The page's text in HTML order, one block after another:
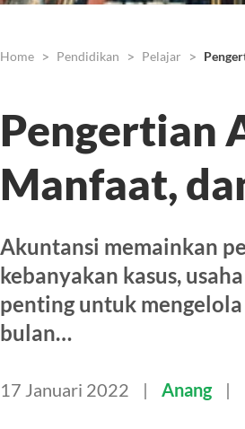
Home Pendidikan Pelajar
Pengertian
Manfaat,
Akuntansi memainkan
kebanyakan kasus,
penting untuk
bulan…
17 Januari 2022 Anang